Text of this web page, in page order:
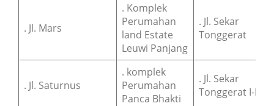
. Jl. Mars
. Komplek
Perumahan
land Estate
Leuwi Panjang
. Jl. Sekar
Tonggerat
. Jl. Saturnus
. komplek
Perumahan
Panca Bhakti
. Jl. Sekar
Tonggerat I-III